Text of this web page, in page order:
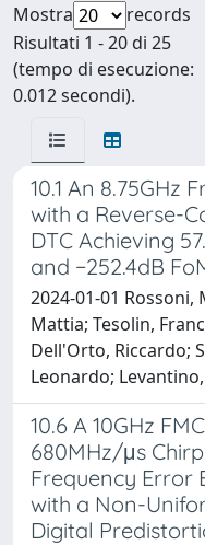
Mostra
records
Risultati 1 - 20 di 25
(tempo di esecuzione:
0.012 secondi).
10.1 An 8.75GHz
with a Reverse-
DTC Achieving
and −252.4dB
2024-01-01
Mattia; Tesolin,
Dell'Orto, Riccardo;
Leonardo;
10.6 A 10GHz
680MHz/μs
Frequency Error
with a Non-
Digital